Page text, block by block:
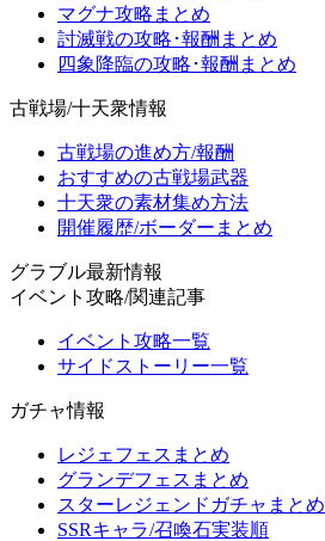
マグナ攻略まとめ
討滅戦の攻略･報酬まとめ
四象降臨の攻略･報酬まとめ
古戦場/十天衆情報
古戦場の進め方/報酬
おすすめの古戦場武器
十天衆の素材集め方法
開催履歴/ボーダーまとめ
グラブル最新情報
イベント攻略/関連記事
イベント攻略一覧
サイドストーリー一覧
ガチャ情報
レジェフェスまとめ
グランデフェスまとめ
スターレジェンドガチャまとめ
SSRキャラ/召喚石実装順